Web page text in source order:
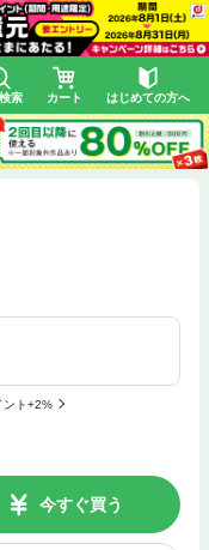
索 カート はじめての方へ
ント+2%
今すぐ買う